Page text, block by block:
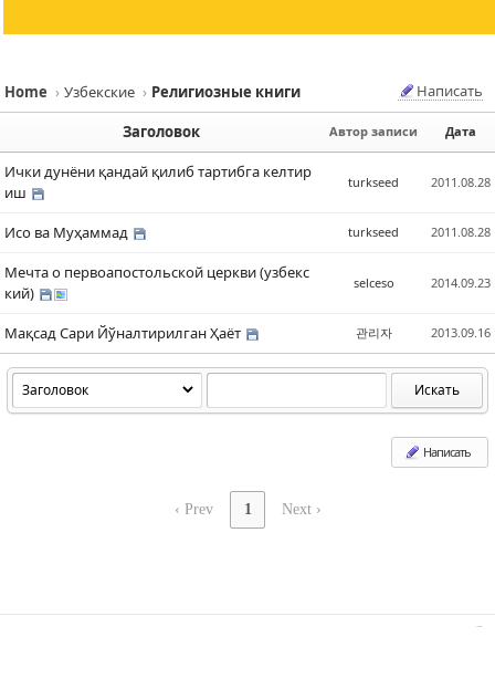
Home › Узбекские › Религиозные книги Написать
Заголовок Автор записи Дата
Ички дунёни қандай қилиб тартибга келтир
иш
turkseed 2011.08.28
Исо ва Муҳаммад turkseed 2011.08.28
Мечта о первоапостольской церкви (узбекс
кий)
selceso 2014.09.23
Мақсад Сари Йўналтирилган Ҳаёт 관리자 2013.09.16
Искать
Написать
‹ Prev 1 Next ›
Sketchbook5, 스케치북5
Sketchbook5, 스케치북5
Sketchbook5, 스케치북5
Sketchbook5, 스케치북5